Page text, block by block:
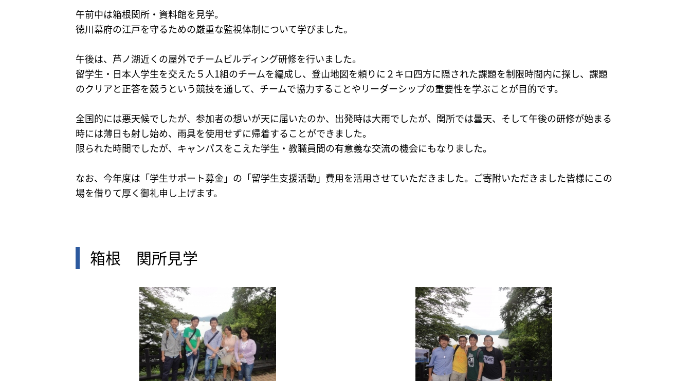
午前中は箱根関所・資料館を見学。
徳川幕府の江戸を守るための厳重な監視体制について学びました。
午後は、芦ノ湖近くの屋外でチームビルディング研修を行いました。
留学生・日本人学生を交えた５人1組のチームを編成し、登山地図を頼りに２キロ四方に隠された課題を制限時間内に探し、課題
のクリアと正答を競うという競技を通して、チームで協力することやリーダーシップの重要性を学ぶことが目的です。
全国的には悪天候でしたが、参加者の想いが天に届いたのか、出発時は大雨でしたが、関所では曇天、そして午後の研修が始まる
時には薄日も射し始め、雨具を使用せずに帰着することができました。
限られた時間でしたが、キャンパスをこえた学生・教職員間の有意義な交流の機会にもなりました。
なお、今年度は「学生サポート募金」の「留学生支援活動」費用を活用させていただきました。ご寄附いただきました皆様にこの
場を借りて厚く御礼申し上げます。
箱根 関所見学